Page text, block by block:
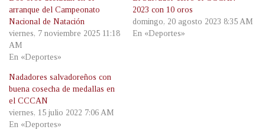
arranque del Campeonato
Nacional de Natación
viernes, 7 noviembre 2025 11:18
AM
En «Deportes»
2023 con 10 oros
domingo, 20 agosto 2023 8:35 AM
En «Deportes»
Nadadores salvadoreños con
buena cosecha de medallas en
el CCCAN
viernes, 15 julio 2022 7:06 AM
En «Deportes»